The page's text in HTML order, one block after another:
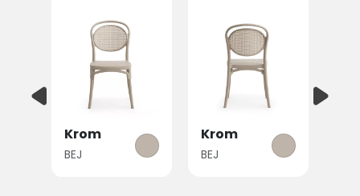
Krom
BEJ
Krom
BEJ